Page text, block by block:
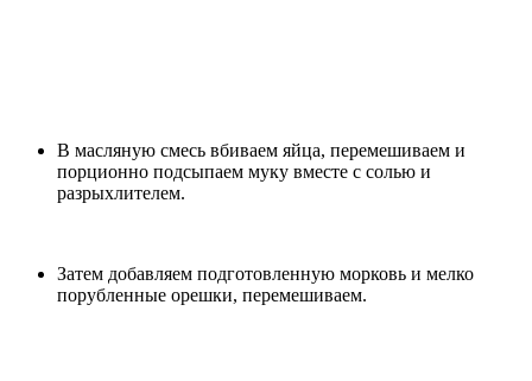
В масляную смесь вбиваем яйца, перемешиваем и
порционно подсыпаем муку вместе с солью и
разрыхлителем.
Затем добавляем подготовленную морковь и мелко
порубленные орешки, перемешиваем.